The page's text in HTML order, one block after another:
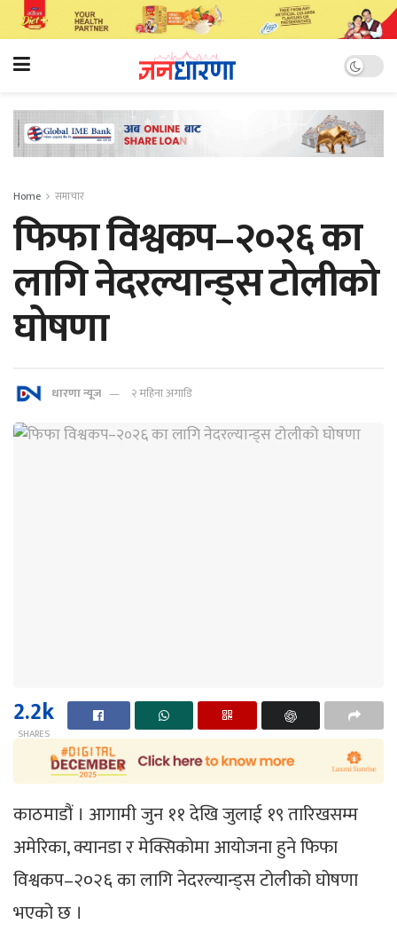
Home समाचार
फिफा विश्वकप–२०२६ का
लागि नेदरल्यान्ड्स टोलीको
घोषणा
धारणा न्यूज २ महिना अगाडि
2.2k
SHARES
काठमाडौं । आगामी जुन ११ देखि जुलाई १९ तारिखसम्म
अमेरिका, क्यानडा र मेक्सिकोमा आयोजना हुने फिफा
विश्वकप–२०२६ का लागि नेदरल्यान्ड्स टोलीको घोषणा
भएको छ ।